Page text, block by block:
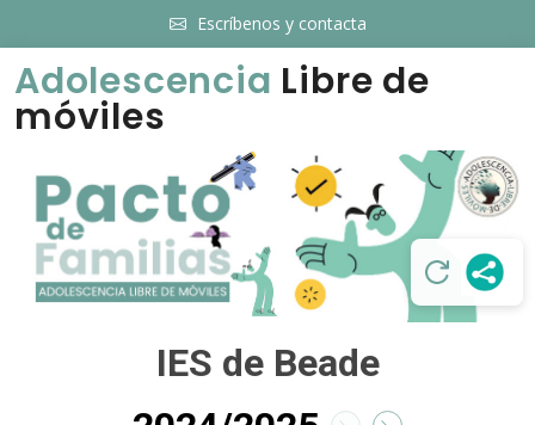
Escríbenos y contacta
Adolescencia Libre de
móviles
IES de Beade